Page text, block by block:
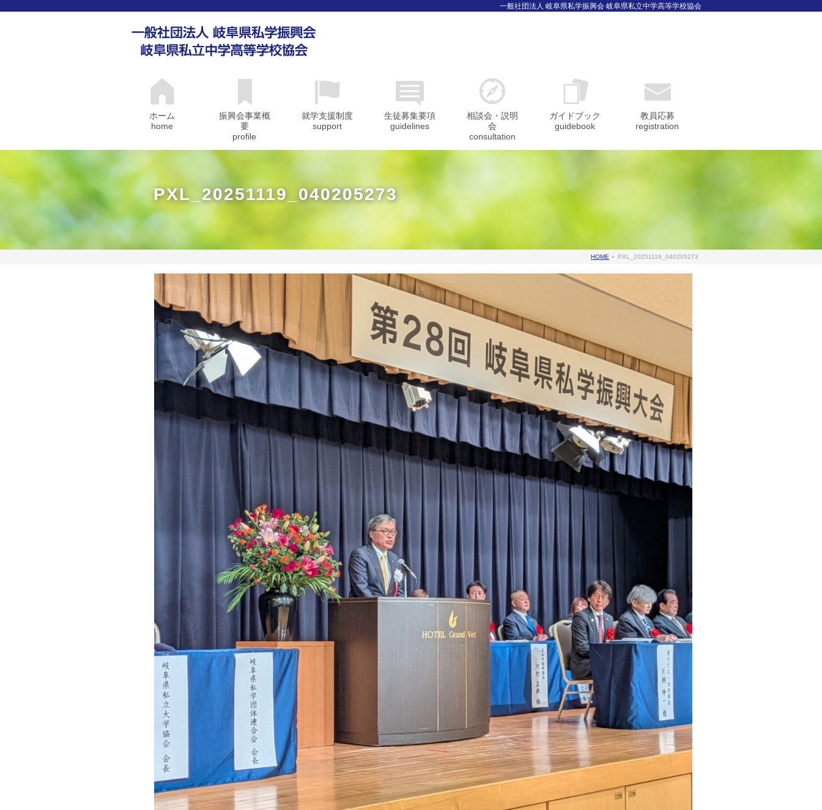
一般社団法人 岐阜県私学振興会 岐阜県私立中学高等学校協会
ホーム
home
振興会事業概
要
profile
就学支援制度
support
生徒募集要項
guidelines
相談会・説明
会
consultation
ガイドブック
guidebook
教員応募
registration
PXL_20251119_040205273
HOME » PXL_20251119_040205273